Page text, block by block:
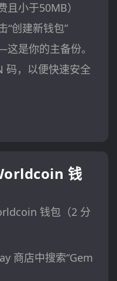
小于50MB）
“创建新钱包”
是你的主备份。
码，以便快速安全
钱
钱包（2 分
商店中搜索“Gem